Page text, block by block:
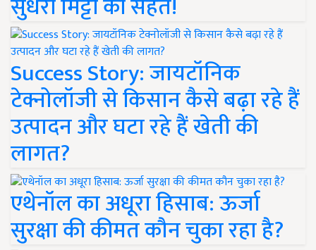
सुधरी मिट्टी की सेहत!
Success Story: जायटॉनिक
टेक्नोलॉजी से किसान कैसे बढ़ा रहे हैं
उत्पादन और घटा रहे हैं खेती की
लागत?
एथेनॉल का अधूरा हिसाब: ऊर्जा
सुरक्षा की कीमत कौन चुका रहा है?